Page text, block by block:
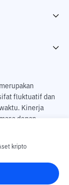
fluktuatif dan
Kinerja
depan.
membeli dan
tidak
nilai tukar Aset
kripto